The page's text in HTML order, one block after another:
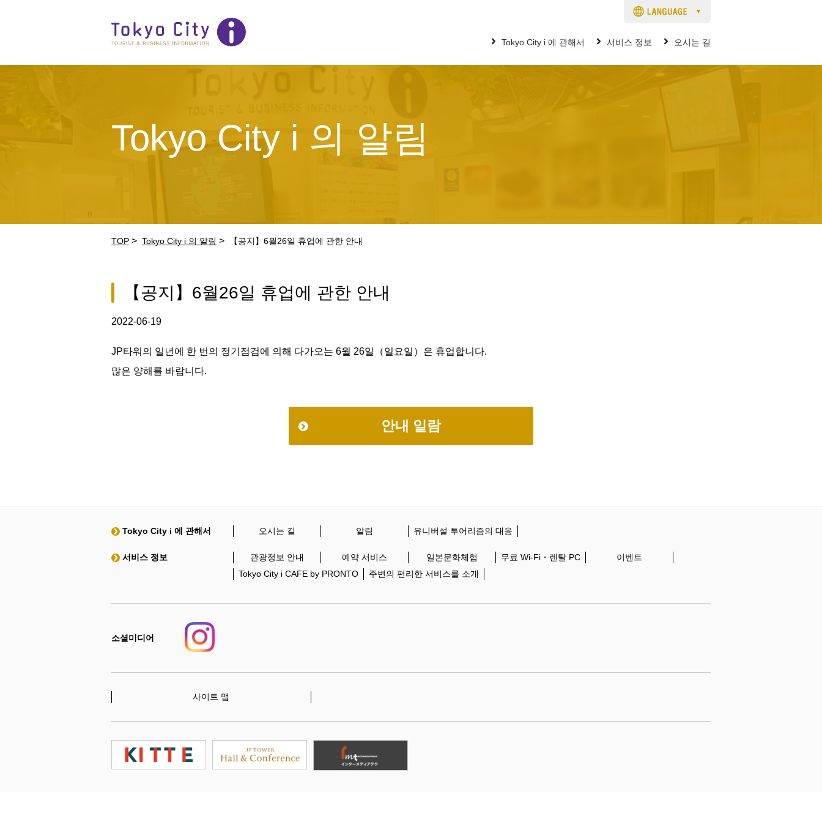
Tokyo City i 에 관해서 서비스 정보 오시는 길
Tokyo City i 의 알림
TOP > Tokyo City i 의 알림 > 【공지】6월26일 휴업에 관한 안내
【공지】6월26일 휴업에 관한 안내
2022-06-19
JP타워의 일년에 한 번의 정기점검에 의해 다가오는 6월 26일（일요일）은 휴업합니다.
많은 양해를 바랍니다.
안내 일람
Tokyo City i 에 관해서 오시는 길 알림 유니버설 투어리즘의 대응
서비스 정보 관광정보 안내 예약 서비스 일본문화체험 무료 Wi-Fi・렌탈 PC
이벤트
Tokyo City i CAFE by PRONTO
주변의 편리한 서비스를 소개
소셜미디어
사이트 맵